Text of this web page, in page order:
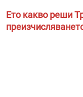
Ето какво реши